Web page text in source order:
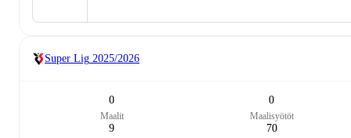
Super Lig 2025/2026
0
Maalit
0
Maalisyötöt
9 70